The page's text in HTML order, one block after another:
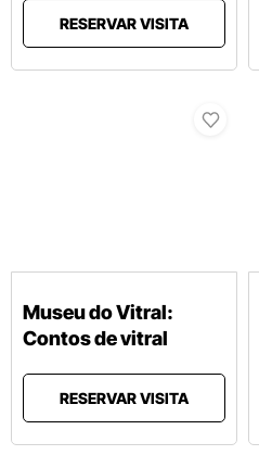
RESERVAR VISITA
Museu do Vitral:
Contos de vitral
RESERVAR VISITA